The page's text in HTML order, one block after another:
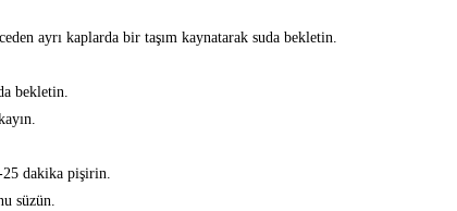
ayrı kaplarda bir taşım kaynatarak suda bekletin.
bekletin.
25 dakika pişirin.
süzün.